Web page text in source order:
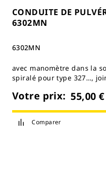
CONDUITE DE
6302MN
6302MN
avec manomètre dans la
spiralé pour type 327…,
Votre prix: 55,00 €
Comparer